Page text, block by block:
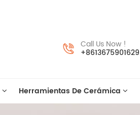
Call Us Now !
+8613675901629
Herramientas De Cerámica